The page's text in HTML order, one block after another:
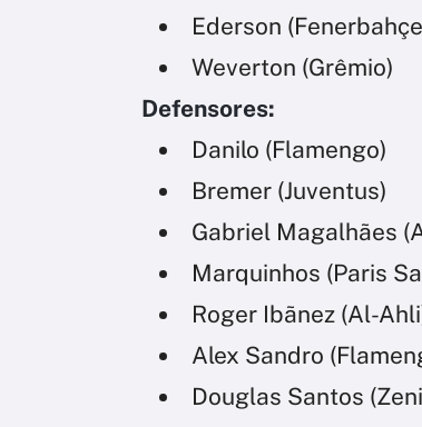
Ederson
Weverton (Grêmio)
Defensores:
Danilo (Flamengo)
Bremer (Juventus)
Gabriel Magalhães
Marquinhos (Paris
Roger Ibãnez (Al-
Alex Sandro
Douglas Santos